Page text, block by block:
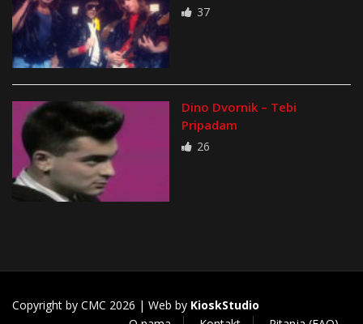
37
Dino Dvornik – Tebi
Pripadam
26
Copyright by CMC 2026 | Web by KioskStudio